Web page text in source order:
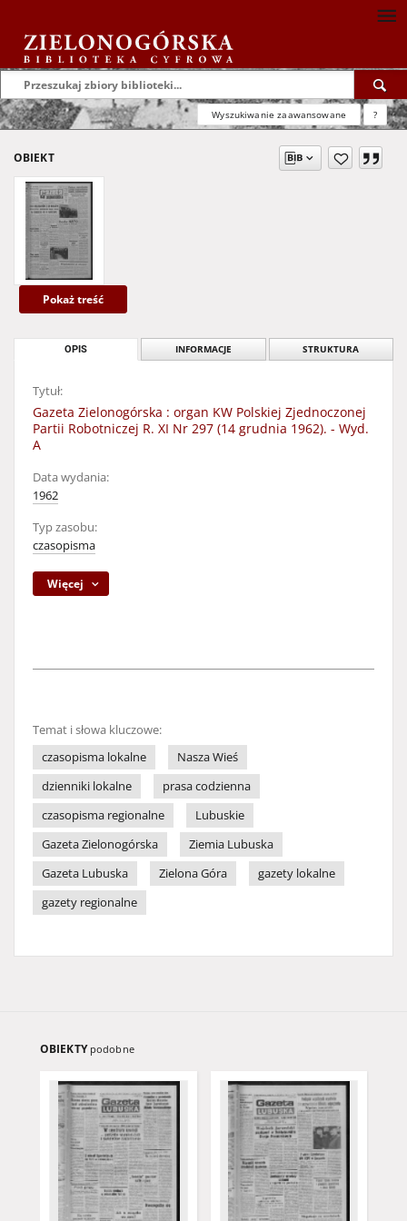
Wyszukiwanie zaawansowane ?
OBIEKT
Pokaż treść
OPIS INFORMACJE STRUKTURA
Tytuł:
Gazeta Zielonogórska : organ KW Polskiej Zjednoczonej
Partii Robotniczej R. XI Nr 297 (14 grudnia 1962). - Wyd.
A
Data wydania:
1962
Typ zasobu:
czasopisma
Więcej
Temat i słowa kluczowe:
czasopisma lokalne
Nasza Wieś
dzienniki lokalne
prasa codzienna
czasopisma regionalne
Lubuskie
Gazeta Zielonogórska
Ziemia Lubuska
Gazeta Lubuska
Zielona Góra
gazety lokalne
gazety regionalne
OBIEKTY podobne